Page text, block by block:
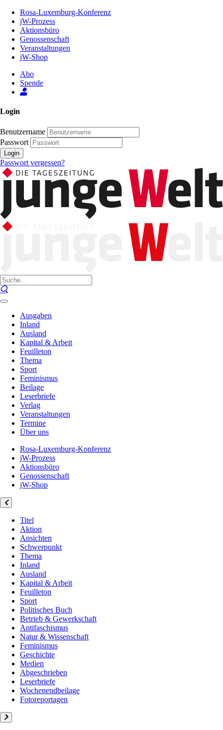
Inhalt
Seite
Rosa-Luxemburg-Konferenz
jW-Prozess
Aktionsbüro
Genossenschaft
Veranstaltungen
jW-Shop
Abo
Spende
Login
Benutzername
Passwort
Login
Passwort vergessen?
Ausgaben
Inland
Ausland
Kapital & Arbeit
Feuilleton
Thema
Sport
Feminismus
Beilage
Leserbriefe
Verlag
Veranstaltungen
Termine
Über uns
Rosa-Luxemburg-Konferenz
jW-Prozess
Aktionsbüro
Genossenschaft
jW-Shop
Titel
Aktion
Ansichten
Schwerpunkt
Thema
Inland
Ausland
Kapital & Arbeit
Feuilleton
Sport
Politisches Buch
Betrieb & Gewerkschaft
Antifaschismus
Natur & Wissenschaft
Feminismus
Geschichte
Medien
Abgeschrieben
Leserbriefe
Wochenendbeilage
Fotoreportagen